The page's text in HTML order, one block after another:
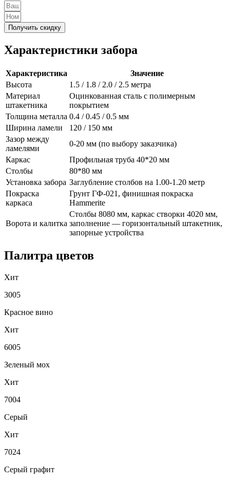
Получить скидку
Характеристики забора
Характеристика
Значение
Высота
1.5 / 1.8 / 2.0 / 2.5 метра
Материал
штакетника
Оцинкованная сталь с полимерным
покрытием
Толщина металла 0.4 / 0.45 / 0.5 мм
Ширина ламели
120 / 150 мм
Зазор между
ламелями
0-20 мм (по выбору заказчика)
Каркас
Профильная труба 40*20 мм
Столбы
80*80 мм
Установка забора Заглубление столбов на 1.00-1.20 метр
Покраска
каркаса
Грунт ГФ-021, финишная покраска
Hammerite
Ворота и калитка
Столбы 8080 мм, каркас створки 4020 мм,
заполнение — горизонтальный штакетник,
запорные устройства
Палитра цветов
Хит
3005
Красное вино
Хит
6005
Зеленый мох
Хит
7004
Серый
Хит
7024
Серый графит